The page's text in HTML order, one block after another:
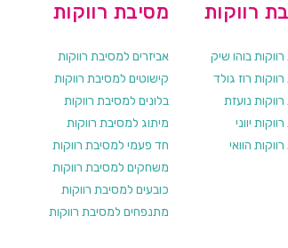
מסיבת רווקות
אביזרים למסיבת רווקות
קישוטים למסיבת רווקות
בלונים למסיבת רווקות
מיתוג למסיבת רווקות
חד פעמי למסיבת רווקות
משחקים למסיבת רווקות
כובעים למסיבת רווקות
מתנפחים למסיבת רווקות
רווקות
בוהו שיק
רוז גולד
נועזת
יווני
הוואי